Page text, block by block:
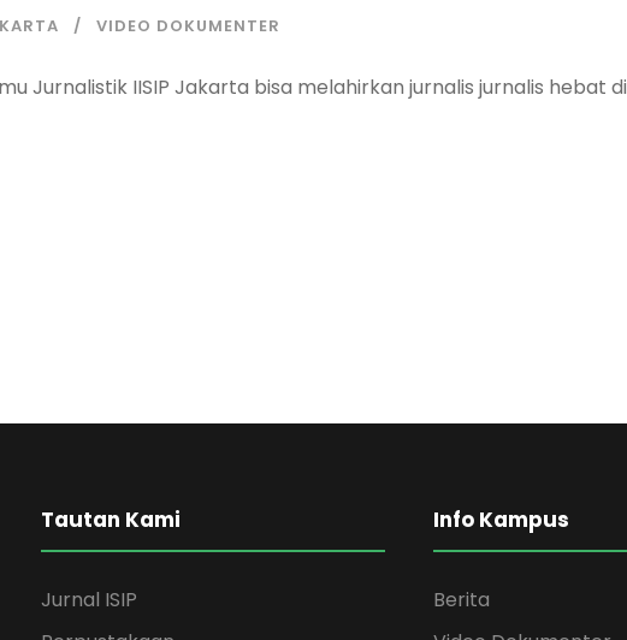
VIDEO DOKUMENTER
Jurnalistik IISIP Jakarta bisa melahirkan jurnalis jurnalis hebat di
Tautan Kami
Jurnal ISIP
Info Kampus
Berita